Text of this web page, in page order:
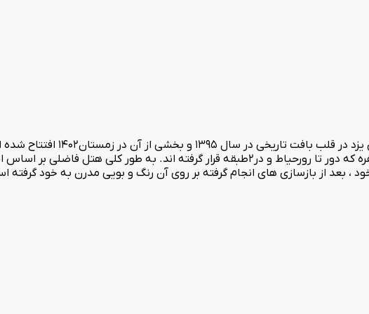
هتل سنتی فاضلی یزد هتل سنتی فاضلی یکی
دوره ی قاجاریه که شامل2حیاط اندرونی و29اتاق با ظرفیت های1تا5نفره که دور تا رورحیاط و در2طبقه قرار
، بعد از بازسازی های انجام گرفته بر روی آن رنگ و بویی مدرن به خود گرفته